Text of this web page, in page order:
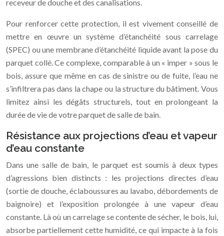
receveur de douche et des canalisations.
Pour renforcer cette protection, il est vivement conseillé de
mettre en œuvre un système d’étanchéité sous carrelage
(SPEC) ou une membrane d’étanchéité liquide avant la pose du
parquet collé. Ce complexe, comparable à un « imper » sous le
bois, assure que même en cas de sinistre ou de fuite, l’eau ne
s’infiltrera pas dans la chape ou la structure du bâtiment. Vous
limitez ainsi les dégâts structurels, tout en prolongeant la
durée de vie de votre parquet de salle de bain.
Résistance aux projections d’eau et vapeur
d’eau constante
Dans une salle de bain, le parquet est soumis à deux types
d’agressions bien distincts : les projections directes d’eau
(sortie de douche, éclaboussures au lavabo, débordements de
baignoire) et l’exposition prolongée à une vapeur d’eau
constante. Là où un carrelage se contente de sécher, le bois, lui,
absorbe partiellement cette humidité, ce qui impacte à la fois